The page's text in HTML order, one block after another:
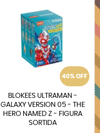
40% OFF
BLOKEES ULTRAMAN -
GALAXY VERSION 05 - THE
HERO NAMED Z - FIGURA
SORTIDA